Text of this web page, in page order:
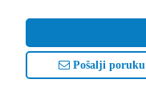
Pošalji poruku